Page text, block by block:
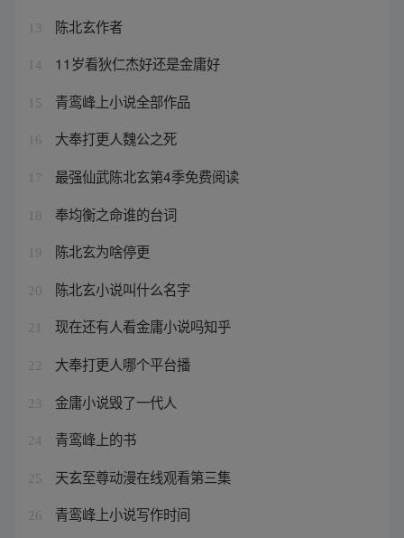
13 陈北玄作者
14 11岁看狄仁杰好还是金庸好
15 青鸾峰上小说全部作品
16 大奉打更人魏公之死
17 最强仙武陈北玄第4季免费阅读
18 奉均衡之命谁的台词
19 陈北玄为啥停更
20 陈北玄小说叫什么名字
21 现在还有人看金庸小说吗知乎
22 大奉打更人哪个平台播
23 金庸小说毁了一代人
24 青鸾峰上的书
25 天玄至尊动漫在线观看第三集
26 青鸾峰上小说写作时间